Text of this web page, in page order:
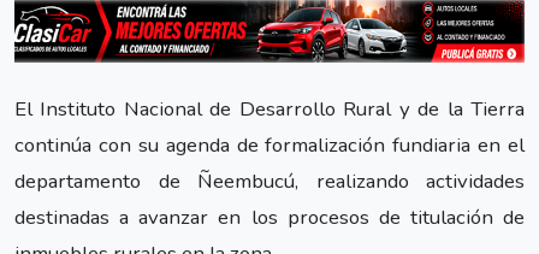
El Instituto Nacional de Desarrollo Rural y de la Tierra
continúa con su agenda de formalización fundiaria en el
departamento de Ñeembucú, realizando actividades
destinadas a avanzar en los procesos de titulación de